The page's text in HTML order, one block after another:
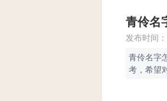
青伶名
发布时间
青伶名字
考，希望